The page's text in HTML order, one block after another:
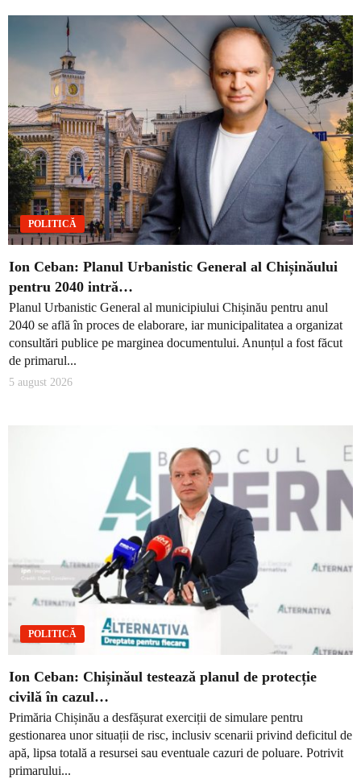
POLITICĂ
Ion Ceban: Planul Urbanistic General al Chișinăului
pentru 2040 intră…
Planul Urbanistic General al municipiului Chișinău pentru anul
2040 se află în proces de elaborare, iar municipalitatea a organizat
consultări publice pe marginea documentului. Anunțul a fost făcut
de primarul...
5 august 2026
POLITICĂ
Ion Ceban: Chișinăul testează planul de protecție
civilă în cazul…
Primăria Chișinău a desfășurat exerciții de simulare pentru
gestionarea unor situații de risc, inclusiv scenarii privind deficitul de
apă, lipsa totală a resursei sau eventuale cazuri de poluare. Potrivit
primarului...